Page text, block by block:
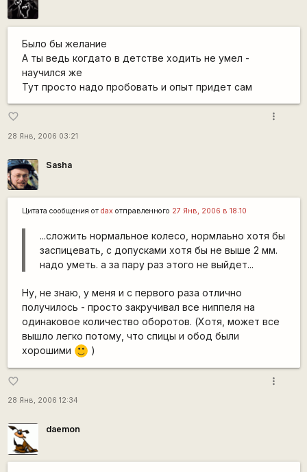
Было бы желание
А ты ведь когдато в детстве ходить не умел -
научился же
Тут просто надо пробовать и опыт придет сам
favorite_border
28 Янв, 2006 03:21
more_vert
Sasha
Цитата сообщения от dax отправленного 27 Янв, 2006 в 18:10
...сложить нормальное колесо, нормлаьно хотя бы
заспицевать, с допусками хотя бы не выше 2 мм.
надо уметь. а за пару раз этого не выйдет...
Ну, не знаю, у меня и с первого раза отлично
получилось - просто закручивал все ниппеля на
одинаковое количество оборотов. (Хотя, может все
вышло легко потому, что спицы и обод были
хорошими
:) )
favorite_border
28 Янв, 2006 12:34
more_vert
daemon